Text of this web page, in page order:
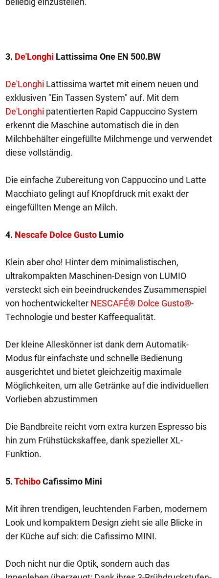
3. De'Longhi Lattissima One EN 500.BW
De'Longhi Lattissima wartet mit einem neuen und
exklusiven "Ein Tassen System" auf. Mit dem
De'Longhi patentierten Rapid Cappuccino System
erkennt die Maschine automatisch die in den
Milchbehälter eingefüllte Milchmenge und verwendet
diese vollständig.
Die einfache Zubereitung von Cappuccino und Latte
Macchiato gelingt auf Knopfdruck mit exakt der
eingefüllten Menge an Milch.
4. Nescafe Dolce Gusto Lumio
Klein aber oho! Hinter dem minimalistischen,
ultrakompakten Maschinen-Design von LUMIO
versteckt sich ein beeindruckendes Zusammenspiel
von hochentwickelter NESCAFÉ® Dolce Gusto®-
Technologie und bester Kaffeequalität.
Der kleine Alleskönner ist dank dem Automatik-
Modus für einfachste und schnelle Bedienung
ausgerichtet und bietet gleichzeitig maximale
Möglichkeiten, um alle Getränke auf die individuellen
Vorlieben abzustimmen
Die Bandbreite reicht vom extra kurzen Espresso bis
hin zum Frühstückskaffee, dank spezieller XL-
Funktion.
5.TchiboCafissimo Mini
Mit ihren trendigen, leuchtenden Farben, modernem
Look und kompaktem Design zieht sie alle Blicke in
der Küche auf sich: die Cafissimo MINI.
Doch nicht nur die Optik, sondern auch das